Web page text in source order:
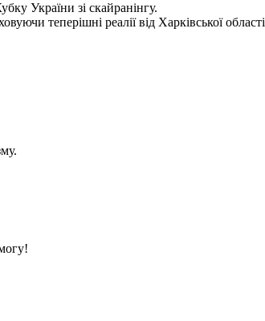
України зі скайранінгу.
теперішні реалії від Харківської